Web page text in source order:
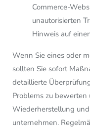
Commerce-
unautorisierten
Hinweis auf
Wenn Sie eines oder
sollten Sie sofort
detaillierte
Problems zu
Wiederherstellung
unternehmen.